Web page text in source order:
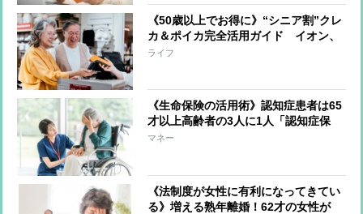
《50歳以上でお得に》“シニア割”クレ
カ＆ポイカ完全活用ガイド イオン、
イトーヨーカドー、ツルハドラッグ、
どで割引
ライフ
《生命保険の活用術》認知症患者は65
才以上高齢者の3人に1人「認知症保
険」で当事者も家族も生活の備えを
マネー
《法制度が女性に有利になってきてい
る》増える熟年離婚！62才の女性が